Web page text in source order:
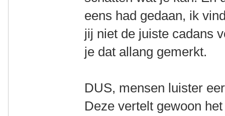
eens had gedaan, ik
jij niet de juiste cadans
je dat allang gemerkt.
DUS, mensen luister
Deze vertelt gewoon